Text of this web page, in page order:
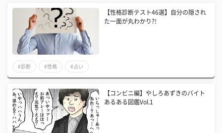
【性格診断テスト46選】自分の隠され
た一面が丸わかり?!
#診断 #性格 #占い
【コンビニ編】やしろあずきのバイト
あるある図鑑Vol.1